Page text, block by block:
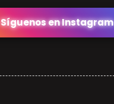
Síguenos en Instagram